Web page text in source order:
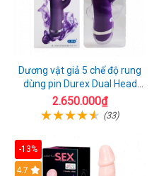
Dương vật giả 5 chế độ rung
dùng pin Durex Dual Head
Pulsing
2.650.000₫
(33)
-13%
4.7